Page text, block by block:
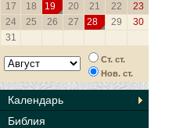
17
18 19 20 21 22
23
24
25 26 27 28 29
30
31
Ст. ст.
Нов. ст.
Календарь
Библия